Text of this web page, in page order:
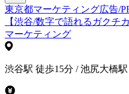
東京都マーケティング広告/
【渋谷/数字で語れるガクチ
マーケティング
渋谷駅 徒歩15分 / 池尻大橋